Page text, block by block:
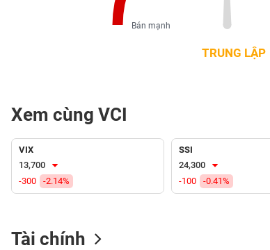
TRUNG LẬP
Bán mạnh
Xem cùng VCI
VIX
13,700
-300
-2.14%
SSI
24,300
-100
-0.41%
Tài chính
(-)
VS-
SECTOR